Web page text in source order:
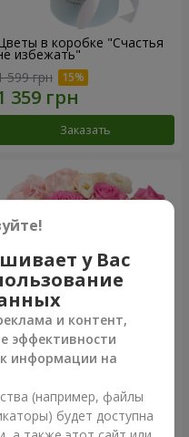
в коробке "Счастья
избежать"
599 грн
Заказать
Композиция "Barbie"
479 грн
у Вас
и контент,
эффективности
информации на
(например, файлы
будет доступна